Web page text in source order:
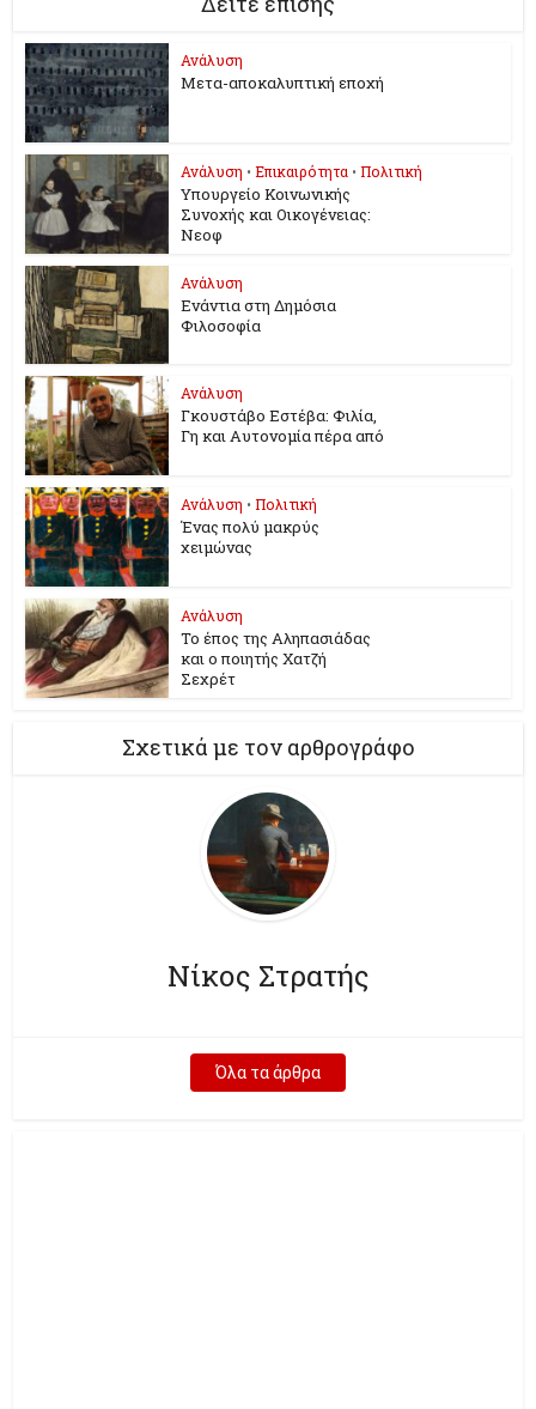
Ανάλυση
Μετα-αποκαλυπτική εποχή
Ανάλυση • Επικαιρότητα • Πολιτική
Υπουργείο Κοινωνικής
Συνοχής και Οικογένειας:
Νεοφ
Ανάλυση
Ενάντια στη Δημόσια
Φιλοσοφία
Ανάλυση
Γκουστάβο Εστέβα: Φιλία,
Γη και Αυτονομία πέρα από
Ανάλυση • Πολιτική
Ένας πολύ μακρύς
χειμώνας
Ανάλυση
Το έπος της Αληπασιάδας
και ο ποιητής Χατζή
Σεχρέτ
Σχετικά με τον αρθρογράφο
Νίκος Στρατής
Όλα τα άρθρα